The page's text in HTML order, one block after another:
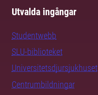
Utvalda ingångar
Studentwebb
SLU-biblioteket
Universitetsdjursjukhuset
Centrumbildningar